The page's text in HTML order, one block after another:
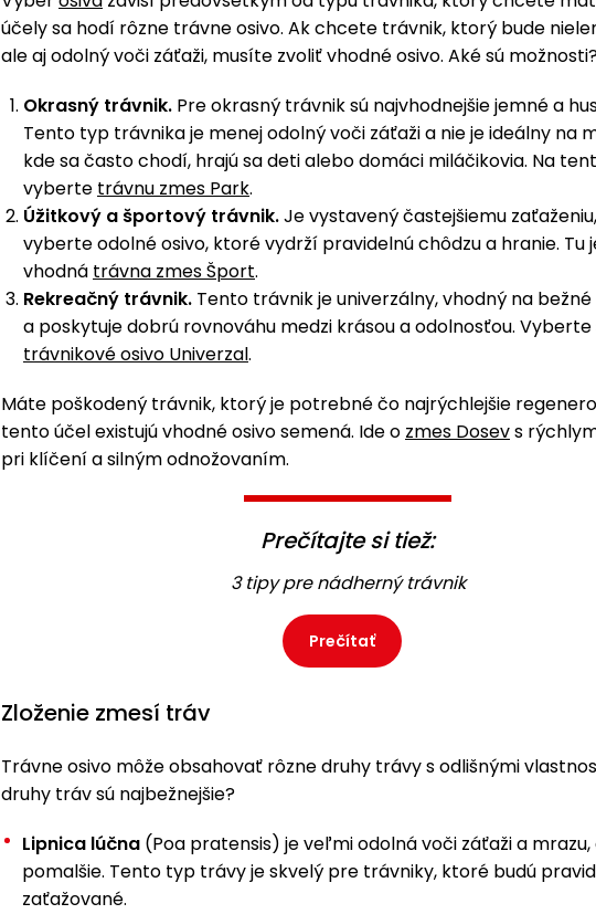
účely sa hodí rôzne trávne osivo. Ak chcete trávnik, ktorý bude
ale aj odolný voči záťaži, musíte zvoliť vhodné osivo. Aké sú
Okrasný trávnik. Pre okrasný trávnik sú najvhodnejšie jemné a
Tento typ trávnika je menej odolný voči záťaži a nie je ideálny na
kde sa často chodí, hrajú sa deti alebo domáci miláčikovia. Na
vyberte trávnu zmes Park.
Úžitkový a športový trávnik.Je vystavený častejšiemu
vyberte odolné osivo, ktoré vydrží pravidelnú chôdzu a hranie. Tu
vhodná trávna zmes Šport.
Rekreačný trávnik. Tento trávnik je univerzálny, vhodný na
a poskytuje dobrú rovnováhu medzi krásou a odolnosťou. Vyberte
trávnikové osivo Univerzal.
Máte poškodený trávnik, ktorý je potrebné čo najrýchlejšie
tento účel existujú vhodné osivo semená. Ide o zmes Dosevs
pri klíčení a silným odnožovaním.
Prečítajte si tiež:
3 tipy pre nádherný trávnik
Prečítať
Zloženie zmesí tráv
Trávne osivo môže obsahovať rôzne druhy trávy s odlišnými
druhy tráv sú najbežnejšie?
Lipnica lúčna (Poa pratensis) je veľmi odolná voči záťaži a
pomalšie. Tento typ trávy je skvelý pre trávniky, ktoré budú
zaťažované.